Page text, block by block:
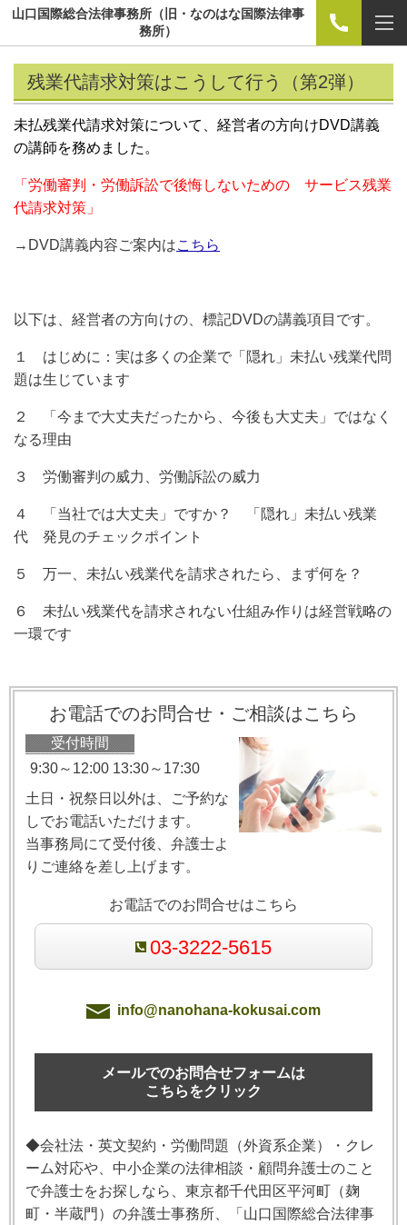
山口国際総合法律事務所（旧・なのはな国際法律事
務所）
残業代請求対策はこうして行う（第2弾）
未払残業代請求対策について、経営者の方向けDVD講義
の講師を務めました。
「労働審判・労働訴訟で後悔しないための サービス残業
代請求対策」
→DVD講義内容ご案内はこちら
以下は、経営者の方向けの、標記DVDの講義項目です。
１ はじめに：実は多くの企業で「隠れ」未払い残業代問
題は生じています
２ 「今まで大丈夫だったから、今後も大丈夫」ではなく
なる理由
３ 労働審判の威力、労働訴訟の威力
４ 「当社では大丈夫」ですか？ 「隠れ」未払い残業
代 発見のチェックポイント
５ 万一、未払い残業代を請求されたら、まず何を？
６ 未払い残業代を請求されない仕組み作りは経営戦略の
一環です
お電話でのお問合せ・ご相談はこちら
受付時間
9:30～12:00 13:30～17:30
土日・祝祭日以外は、ご予約な
しでお電話いただけます。
当事務局にて受付後、弁護士よ
りご連絡を差し上げます。
お電話でのお問合せはこちら
03-3222-5615
info@nanohana-kokusai.com
メールでのお問合せフォームは
こちらをクリック
◆会社法・英文契約・労働問題（外資系企業）・クレ
ーム対応や、中小企業の法律相談・顧問弁護士のこと
で弁護士をお探しなら、東京都千代田区平河町（麹
町・半蔵門）の弁護士事務所、「山口国際総合法律事